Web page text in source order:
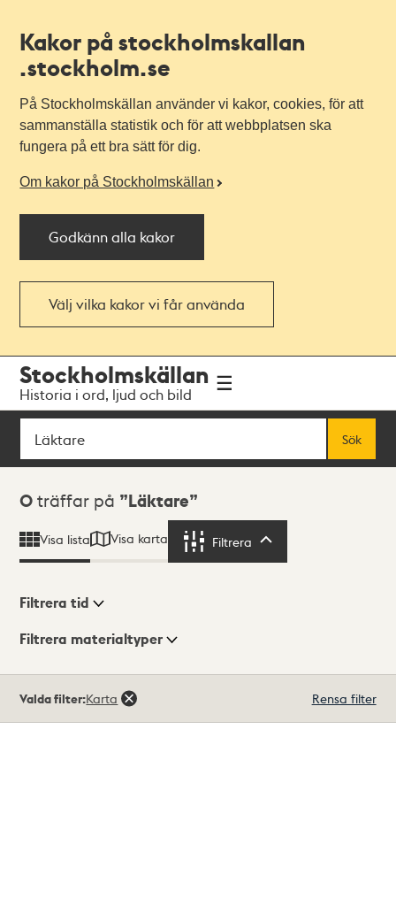
Kakor på stockholmskallan
.stockholm.se
På Stockholmskällan använder vi kakor, cookies, för att
sammanställa statistik och för att webbplatsen ska
fungera på ett bra sätt för dig.
Om kakor på Stockholmskällan
Godkänn alla kakor
Välj vilka kakor vi får använda
navigationen
huvudinnehållet
Stockholmskällan
Historia i ord, ljud och bild
Sök
Sök
Sökresultat
0 träffar på Läktare
Visa lista Visa karta Filtrera
Visningsläge
Filtrera tid
Filtrera materialtyper
träffar
Valda filter:Karta Rensa filter